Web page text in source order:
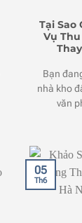
Tại Sao
Vụ
Bạn
nhà kho
văn
05
Th6